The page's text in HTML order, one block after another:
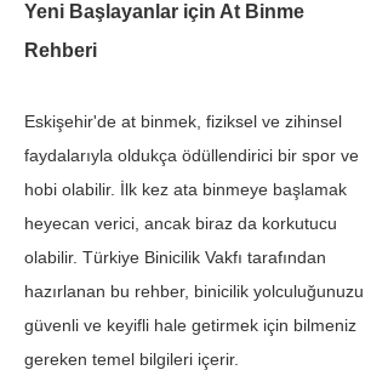
Yeni Başlayanlar için At Binme
Rehberi
Eskişehir'de at binmek, fiziksel ve zihinsel
faydalarıyla oldukça ödüllendirici bir spor ve
hobi olabilir. İlk kez ata binmeye başlamak
heyecan verici, ancak biraz da korkutucu
olabilir. Türkiye Binicilik Vakfı tarafından
hazırlanan bu rehber, binicilik yolculuğunuzu
güvenli ve keyifli hale getirmek için bilmeniz
gereken temel bilgileri içerir.